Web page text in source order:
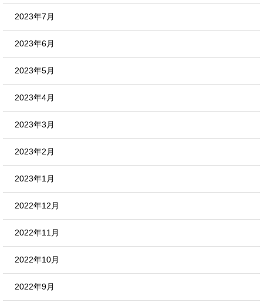
2023年7月
2023年6月
2023年5月
2023年4月
2023年3月
2023年2月
2023年1月
2022年12月
2022年11月
2022年10月
2022年9月